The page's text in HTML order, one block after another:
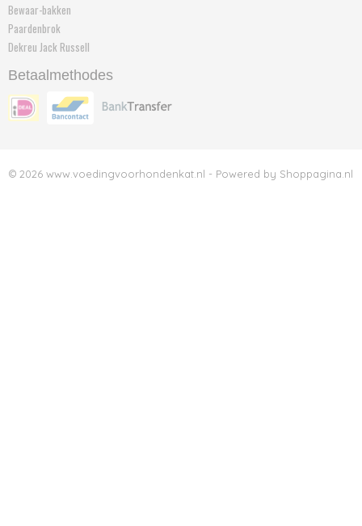
Bewaar-bakken
Paardenbrok
Dekreu Jack Russell
Betaalmethodes
© 2026 www.voedingvoorhondenkat.nl - Powered by Shoppagina.nl